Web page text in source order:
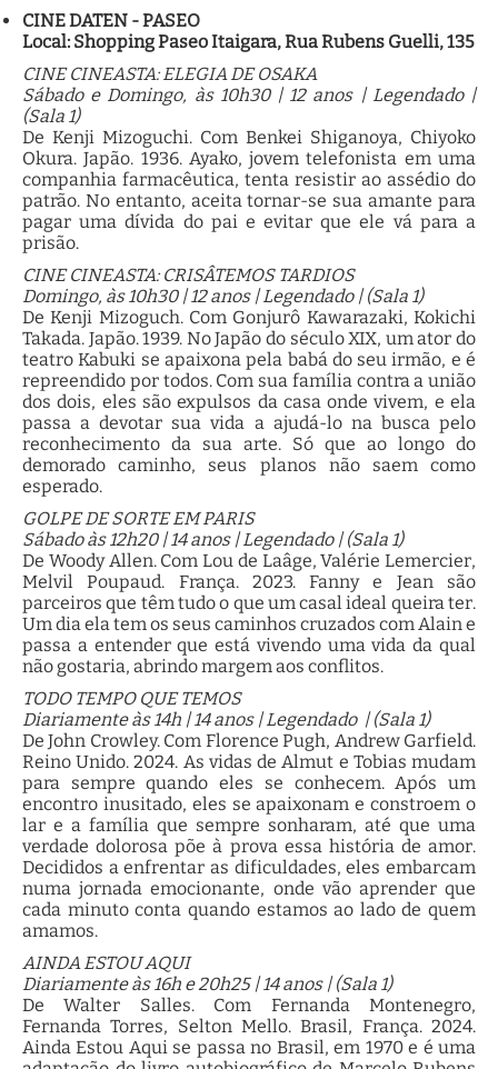
CINE DATEN - PASEO
Local: Shopping Paseo Itaigara, Rua Rubens Guelli, 135
CINE CINEASTA: ELEGIA DE OSAKA
Sábado e Domingo, às 10h30 | 12 anos | Legendado |
(Sala 1)
De Kenji Mizoguchi. Com Benkei Shiganoya, Chiyoko
Okura. Japão. 1936. Ayako, jovem telefonista em uma
companhia farmacêutica, tenta resistir ao assédio do
patrão. No entanto, aceita tornar-se sua amante para
pagar uma dívida do pai e evitar que ele vá para a
prisão.
CINE CINEASTA: CRISÂTEMOS TARDIOS
Domingo, às 10h30 | 12 anos | Legendado | (Sala 1)
De Kenji Mizoguch. Com Gonjurô Kawarazaki, Kokichi
Takada. Japão. 1939. No Japão do século XIX, um ator do
teatro Kabuki se apaixona pela babá do seu irmão, e é
repreendido por todos. Com sua família contra a união
dos dois, eles são expulsos da casa onde vivem, e ela
passa a devotar sua vida a ajudá-lo na busca pelo
reconhecimento da sua arte. Só que ao longo do
demorado caminho, seus planos não saem como
esperado.
GOLPE DE SORTE EM PARIS
Sábado às 12h20 | 14 anos | Legendado | (Sala 1)
De Woody Allen. Com Lou de Laâge, Valérie Lemercier,
Melvil Poupaud. França. 2023. Fanny e Jean são
parceiros que têm tudo o que um casal ideal queira ter.
Um dia ela tem os seus caminhos cruzados com Alain e
passa a entender que está vivendo uma vida da qual
não gostaria, abrindo margem aos conflitos.
TODO TEMPO QUE TEMOS
Diariamente às 14h | 14 anos | Legendado | (Sala 1)
De John Crowley. Com Florence Pugh, Andrew Garfield.
Reino Unido. 2024. As vidas de Almut e Tobias mudam
para sempre quando eles se conhecem. Após um
encontro inusitado, eles se apaixonam e constroem o
lar e a família que sempre sonharam, até que uma
verdade dolorosa põe à prova essa história de amor.
Decididos a enfrentar as dificuldades, eles embarcam
numa jornada emocionante, onde vão aprender que
cada minuto conta quando estamos ao lado de quem
amamos.
AINDA ESTOU AQUI
Diariamente às 16h e 20h25 | 14 anos | (Sala 1)
De Walter Salles. Com Fernanda Montenegro,
Fernanda Torres, Selton Mello. Brasil, França. 2024.
Ainda Estou Aqui se passa no Brasil, em 1970 e é uma